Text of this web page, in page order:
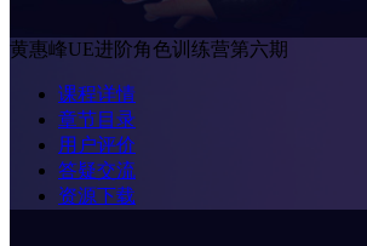
黄惠峰UE进阶角色训练营第六期
课程详情
章节目录
用户评价
答疑交流
资源下载